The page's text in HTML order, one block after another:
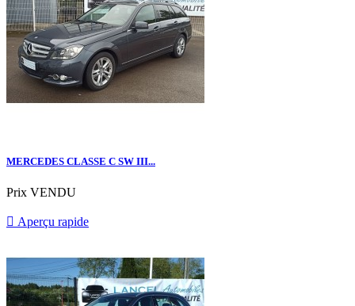
MERCEDES CLASSE C SW III...
Prix VENDU
 Aperçu rapide